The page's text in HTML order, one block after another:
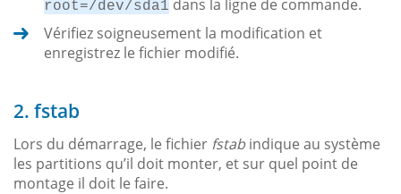
root=/dev/sda1 dans la ligne de commande.
Vérifiez soigneusement la modification et
enregistrez le fichier modifié.
2. fstab
Lors du démarrage, le fichier fstabindique au système
les partitions qu’il doit monter, et sur quel point de
montage il doit le faire.